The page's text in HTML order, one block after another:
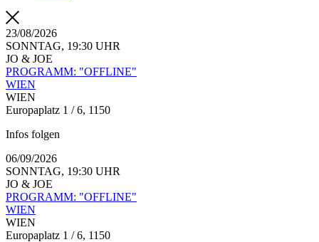
23/08/2026
SONNTAG, 19:30 UHR
JO & JOE
PROGRAMM: "OFFLINE"
WIEN
WIEN
Europaplatz 1 / 6, 1150
Infos folgen
06/09/2026
SONNTAG, 19:30 UHR
JO & JOE
PROGRAMM: "OFFLINE"
WIEN
WIEN
Europaplatz 1 / 6, 1150